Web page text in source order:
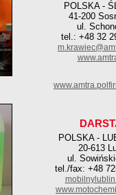
POLSKA -
41-200
ul.
tel.: +48 32
POLSKA -
20-613
ul.
tel./fax: +48